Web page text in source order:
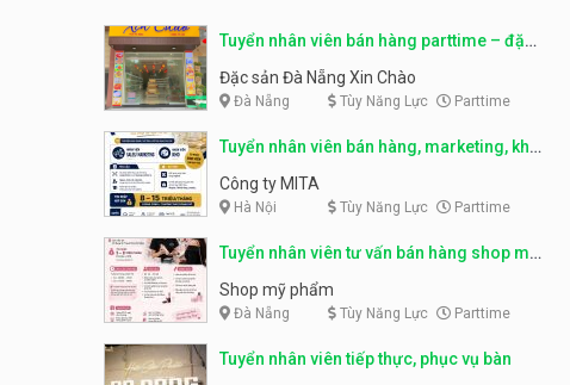
Tuyển nhân viên bán hàng parttime – đặc
sản Đà Nẵng
Đặc sản Đà Nẵng Xin Chào
Đà Nẵng Tùy Năng Lực Parttime
Tuyển nhân viên bán hàng, marketing, kho
– parttime, fulltime
Công ty MITA
Hà Nội Tùy Năng Lực Parttime
Tuyển nhân viên tư vấn bán hàng shop mỹ
phẩm
Shop mỹ phẩm
Đà Nẵng Tùy Năng Lực Parttime
Tuyển nhân viên tiếp thực, phục vụ bàn